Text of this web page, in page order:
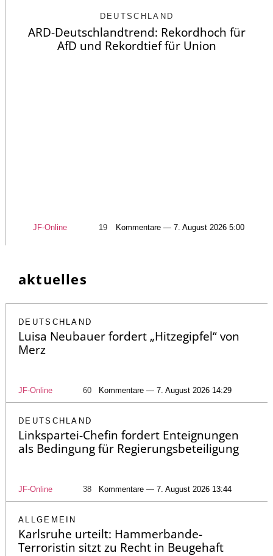
DEUTSCHLAND
ARD-Deutschlandtrend: Rekordhoch für
AfD und Rekordtief für Union
JF-Online 19 Kommentare — 7. August 2026 5:00
aktuelles
DEUTSCHLAND
Luisa Neubauer fordert „Hitzegipfel“ von
Merz
JF-Online 60 Kommentare — 7. August 2026 14:29
DEUTSCHLAND
Linkspartei-Chefin fordert Enteignungen
als Bedingung für Regierungsbeteiligung
JF-Online 38 Kommentare — 7. August 2026 13:44
ALLGEMEIN
Karlsruhe urteilt: Hammerbande-
Terroristin sitzt zu Recht in Beugehaft